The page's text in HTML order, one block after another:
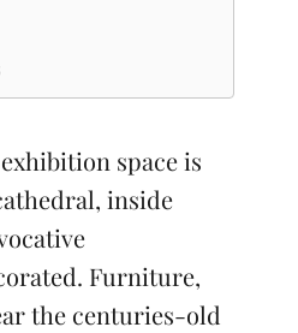
space is
inside
Furniture,
the centuries-old